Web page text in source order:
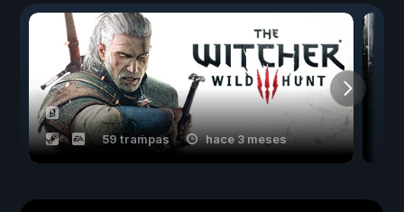
59 trampas hace 3 meses